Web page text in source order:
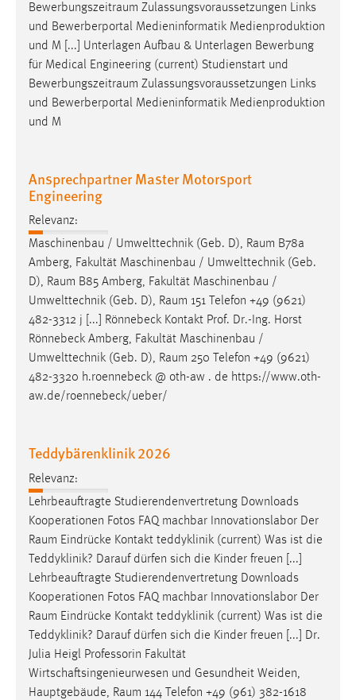
Bewerbungszeitraum Zulassungsvoraussetzungen Links
und Bewerberportal Medieninformatik Medienproduktion
und M [...] Unterlagen Aufbau & Unterlagen Bewerbung
für Medical Engineering (current) Studienstart und
Bewerbungszeitraum Zulassungsvoraussetzungen Links
und Bewerberportal Medieninformatik Medienproduktion
und M
Ansprechpartner Master Motorsport
Engineering
Relevanz:
Maschinenbau / Umwelttechnik (Geb. D), Raum B78a
Amberg, Fakultät Maschinenbau / Umwelttechnik (Geb.
D), Raum B85 Amberg, Fakultät Maschinenbau /
Umwelttechnik (Geb. D), Raum 151 Telefon +49 (9621)
482-3312 j [...] Rönnebeck Kontakt Prof. Dr.-Ing. Horst
Rönnebeck Amberg, Fakultät Maschinenbau /
Umwelttechnik (Geb. D), Raum 250 Telefon +49 (9621)
482-3320 h.roennebeck @ oth-aw . de https://www.oth-
aw.de/roennebeck/ueber/
Teddybärenklinik 2026
Relevanz:
Lehrbeauftragte Studierendenvertretung Downloads
Kooperationen Fotos FAQ machbar Innovationslabor Der
Raum Eindrücke Kontakt teddyklinik (current) Was ist die
Teddyklinik? Darauf dürfen sich die Kinder freuen [...]
Lehrbeauftragte Studierendenvertretung Downloads
Kooperationen Fotos FAQ machbar Innovationslabor Der
Raum Eindrücke Kontakt teddyklinik (current) Was ist die
Teddyklinik? Darauf dürfen sich die Kinder freuen [...] Dr.
Julia Heigl Professorin Fakultät
Wirtschaftsingenieurwesen und Gesundheit Weiden,
Hauptgebäude, Raum 144 Telefon +49 (961) 382-1618